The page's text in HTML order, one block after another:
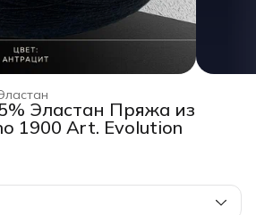
Эластан Пряжа из
1900 Art. Evolution